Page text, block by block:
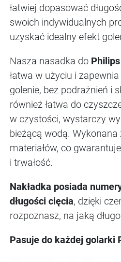
łatwiej dopasować
swoich indywidualnych
uzyskać idealny efekt
Nasza nasadka do
łatwa w użyciu i
golenie, bez podrażnień i
również łatwa do
w czystości, wystarczy
bieżącą wodą.
materiałów, co
i trwałość.
Nakładka posiada
długości cięcia, dzięki
rozpoznasz, na jaką
Pasuje do każdej golarki